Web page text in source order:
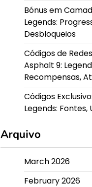
Bónus em
Legends:
Desbloqueios
Códigos de
Asphalt 9:
Recompensas,
Códigos
Legends:
Arquivo
March 2026
February 2026